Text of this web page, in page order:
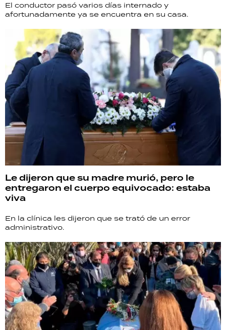
El conductor pasó varios días internado y
afortunadamente ya se encuentra en su casa.
Le dijeron que su madre murió, pero le
entregaron el cuerpo equivocado: estaba
viva
En la clínica les dijeron que se trató de un error
administrativo.